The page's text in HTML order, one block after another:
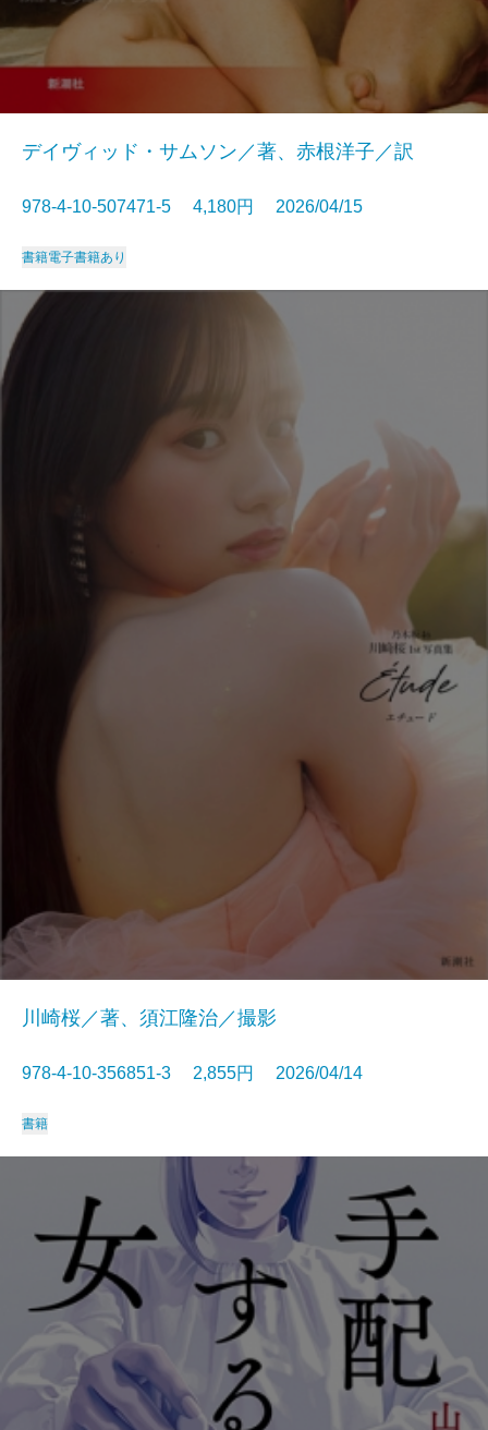
デイヴィッド・サムソン／著、赤根洋子／訳
978-4-10-507471-5 4,180円 2026/04/15
書籍電子書籍あり
川崎桜／著、須江隆治／撮影
978-4-10-356851-3 2,855円 2026/04/14
書籍